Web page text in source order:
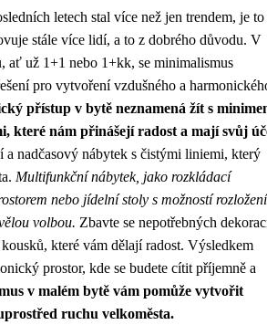
letech stal více než jen trendem, je to
stále více lidí, a to z dobrého důvodu. V
ať už 1+1 nebo 1+kk, se minimalismus
pro vytvoření vzdušného a
přístup v bytě neznamená žít s
které nám přinášejí radost a mají svůj
a nadčasový nábytek s čistými liniemi, který
Multifunkční nábytek, jako rozkládací
nebo jídelní stoly s možností
volbou. Zbavte se nepotřebných
které vám dělají radost. Výsledkem
prostor, kde se budete cítit příjemně a
v malém bytě vám pomůže vytvořit
ruchu velkoměsta.